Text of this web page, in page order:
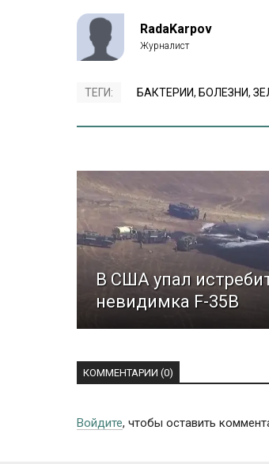
RadaKarpov
ТЕГИ: БАКТЕРИИ, БОЛЕЗНИ,
В США упал
невидимка F-35B
КОММЕНТАРИИ (0)
Войдите, чтобы оставить